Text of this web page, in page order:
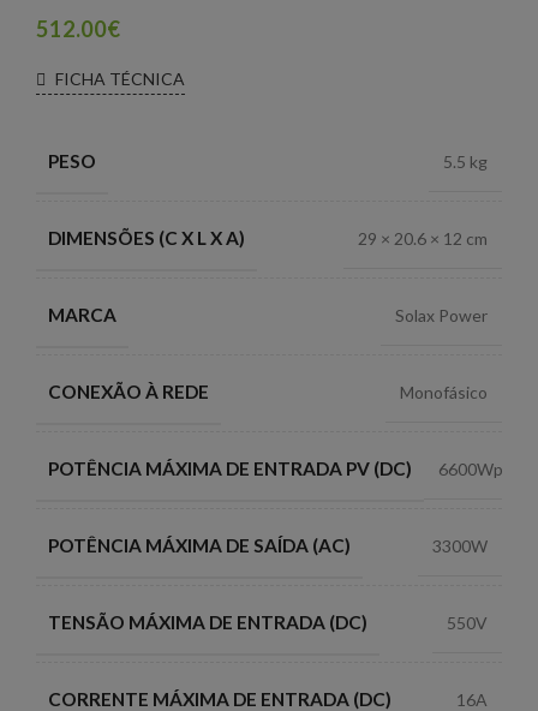
512.00€
FICHA TÉCNICA
PESO 5.5 kg
DIMENSÕES (C X L X A) 29 × 20.6 × 12 cm
MARCA Solax Power
CONEXÃO À REDE Monofásico
POTÊNCIA MÁXIMA DE ENTRADA PV (DC) 6600Wp
POTÊNCIA MÁXIMA DE SAÍDA (AC) 3300W
TENSÃO MÁXIMA DE ENTRADA (DC) 550V
CORRENTE MÁXIMA DE ENTRADA (DC) 16A